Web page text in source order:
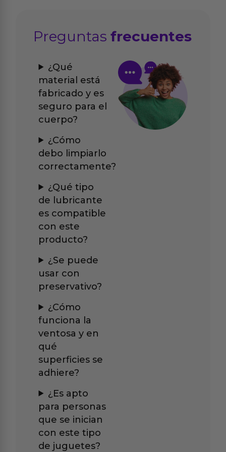
Preguntasfrecuentes
¿Qué
material está
fabricado y es
seguro para el
cuerpo?
¿Cómo
debo limpiarlo
correctamente?
¿Qué tipo
de lubricante
es compatible
con este
producto?
¿Se puede
usar con
preservativo?
¿Cómo
funciona la
ventosa y en
qué
superficies se
adhiere?
¿Es apto
para personas
que se inician
con este tipo
de juguetes?